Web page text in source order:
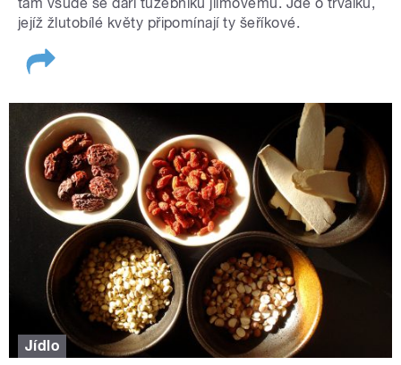
jejíž žlutobílé květy připomínají ty šeříkové.
Jídlo